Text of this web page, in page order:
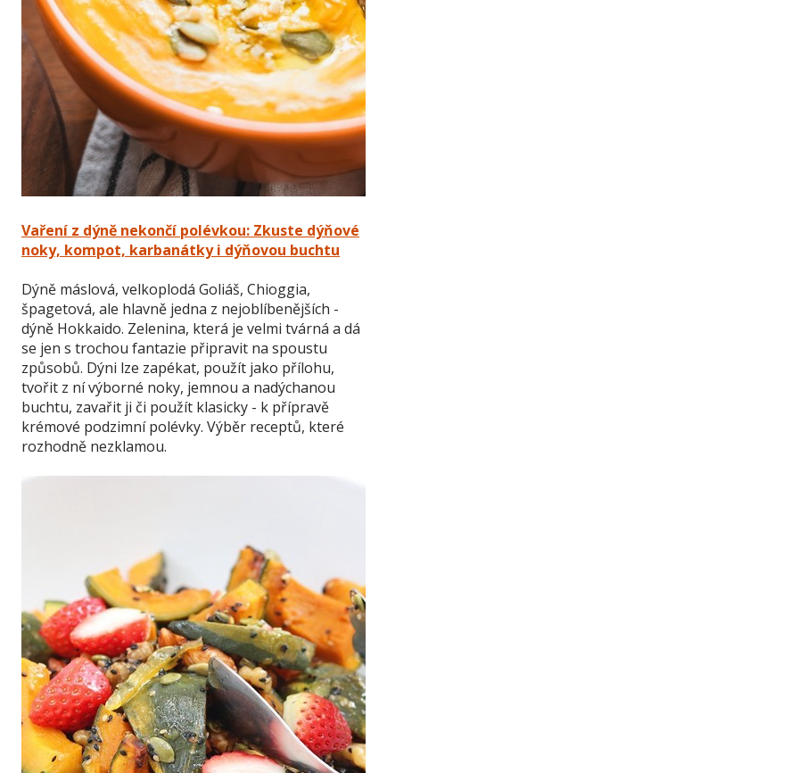
Vaření z dýně nekončí polévkou: Zkuste dýňové
noky, kompot, karbanátky i dýňovou buchtu
Dýně máslová, velkoplodá Goliáš, Chioggia,
špagetová, ale hlavně jedna z nejoblíbenějších -
dýně Hokkaido. Zelenina, která je velmi tvárná a dá
se jen s trochou fantazie připravit na spoustu
způsobů. Dýni lze zapékat, použít jako přílohu,
tvořit z ní výborné noky, jemnou a nadýchanou
buchtu, zavařit ji či použít klasicky - k přípravě
krémové podzimní polévky. Výběr receptů, které
rozhodně nezklamou.